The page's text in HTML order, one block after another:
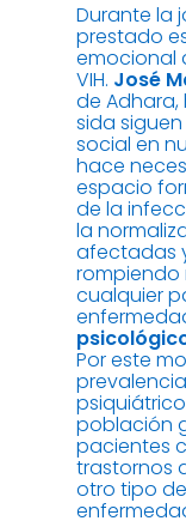
Durante la
prestado
emocional
VIH. José
de Adhara,
sida
social en
hace
espacio
de la
la
afectadas
rompiendo
cualquier
Por este
población
pacientes
trastornos
otro tipo